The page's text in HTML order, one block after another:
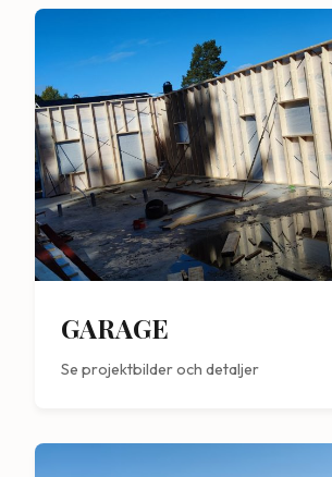
GARAGE
Se projektbilder och detaljer